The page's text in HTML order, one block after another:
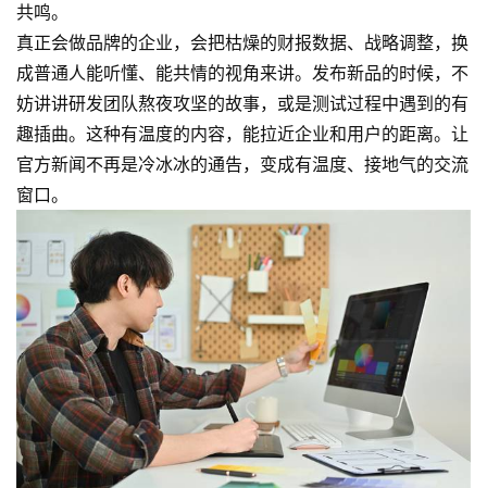
共鸣。
真正会做品牌的企业，会把枯燥的财报数据、战略调整，换
成普通人能听懂、能共情的视角来讲。发布新品的时候，不
妨讲讲研发团队熬夜攻坚的故事，或是测试过程中遇到的有
趣插曲。 这种有温度的内容，能拉近企业和用户的距离。让
官方新闻不再是冷冰冰的通告，变成有温度、接地气的交流
窗口。